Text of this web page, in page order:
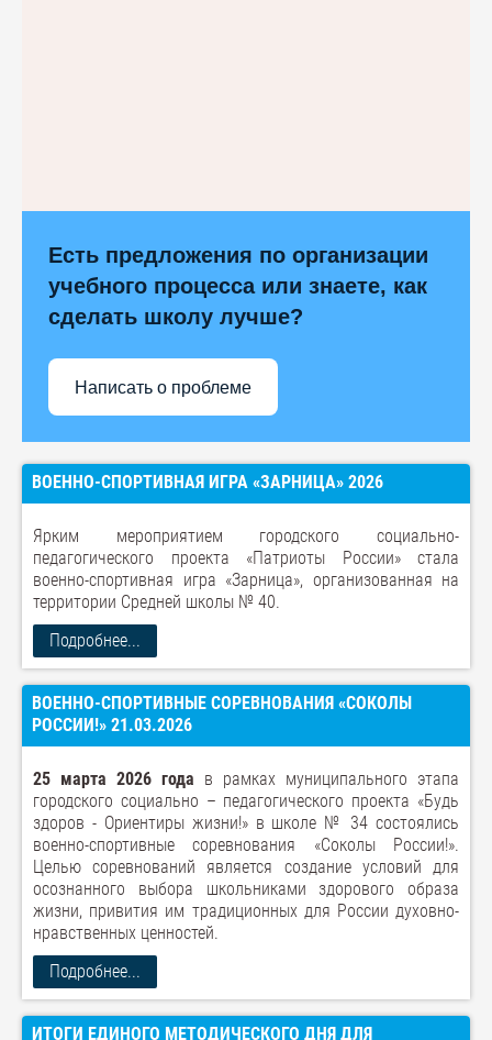
Есть предложения по организации
учебного процесса или знаете, как
сделать школу лучше?
Написать о проблеме
ВОЕННО-СПОРТИВНАЯ ИГРА «ЗАРНИЦА» 2026
Ярким мероприятием городского социально-
педагогического проекта «Патриоты России» стала
военно-спортивная игра «Зарница», организованная на
территории Средней школы № 40.
Подробнее...
ВОЕННО-СПОРТИВНЫЕ СОРЕВНОВАНИЯ «СОКОЛЫ
РОССИИ!» 21.03.2026
25 марта 2026 года в рамках муниципального этапа
городского социально – педагогического проекта «Будь
здоров - Ориентиры жизни!» в школе № 34 состоялись
военно-спортивные соревнования «Соколы России!».
Целью соревнований является создание условий для
осознанного выбора школьниками здорового образа
жизни, привития им традиционных для России духовно-
нравственных ценностей.
Подробнее...
ИТОГИ ЕДИНОГО МЕТОДИЧЕСКОГО ДНЯ ДЛЯ